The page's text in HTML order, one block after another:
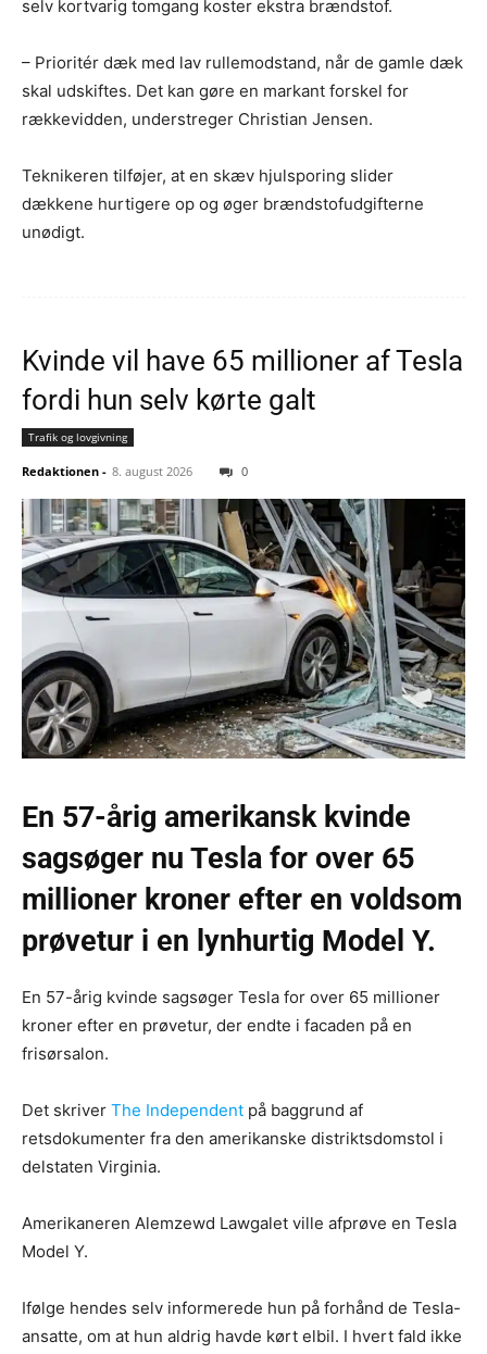
selv kortvarig tomgang koster ekstra brændstof.
– Prioritér dæk med lav rullemodstand, når de gamle dæk
skal udskiftes. Det kan gøre en markant forskel for
rækkevidden, understreger Christian Jensen.
Teknikeren tilføjer, at en skæv hjulsporing slider
dækkene hurtigere op og øger brændstofudgifterne
unødigt.
Kvinde vil have 65 millioner af Tesla
fordi hun selv kørte galt
Trafik og lovgivning
Redaktionen - 8. august 2026 0
En 57-årig amerikansk kvinde
sagsøger nu Tesla for over 65
millioner kroner efter en voldsom
prøvetur i en lynhurtig Model Y.
En 57-årig kvinde sagsøger Tesla for over 65 millioner
kroner efter en prøvetur, der endte i facaden på en
frisørsalon.
Det skriver The Independent på baggrund af
retsdokumenter fra den amerikanske distriktsdomstol i
delstaten Virginia.
Amerikaneren Alemzewd Lawgalet ville afprøve en Tesla
Model Y.
Ifølge hendes selv informerede hun på forhånd de Tesla-
ansatte, om at hun aldrig havde kørt elbil. I hvert fald ikke